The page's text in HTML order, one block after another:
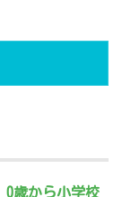
0歳から小学校